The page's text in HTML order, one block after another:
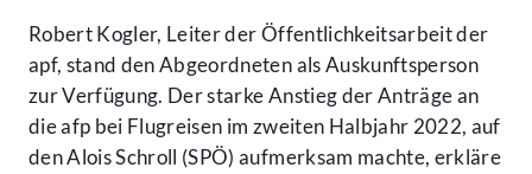
Robert Kogler, Leiter der Öffentlichkeitsarbeit der
apf, stand den Abgeordneten als Auskunftsperson
zur Verfügung. Der starke Anstieg der Anträge an
die afp bei Flugreisen im zweiten Halbjahr 2022, auf
den Alois Schroll (SPÖ) aufmerksam machte, erkläre